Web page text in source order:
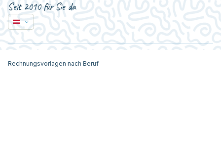
Seit 2010 für Sie da
Rechnungsvorlagen nach Beruf